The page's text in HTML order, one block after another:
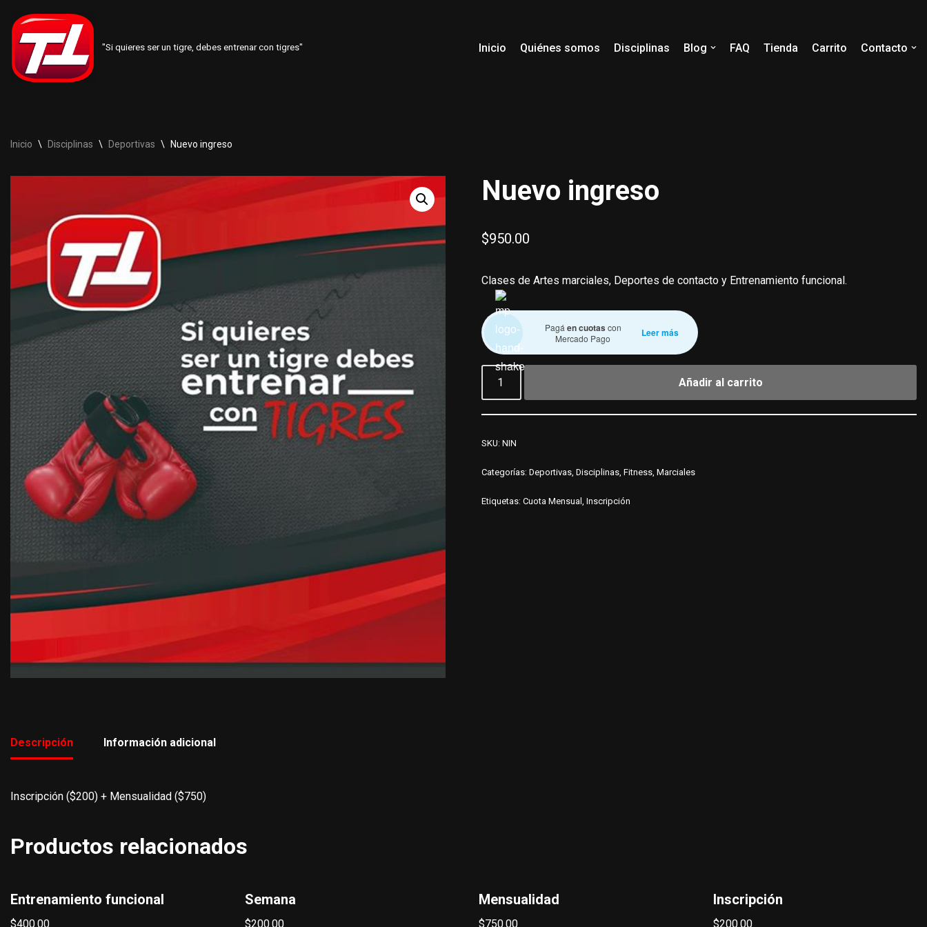
Saltar
al
contenido
"Si quieres ser un tigre, debes entrenar con tigres" Inicio Quiénes somos Disciplinas Blog FAQ Tienda Carrito Contacto
Inicio \ Disciplinas \ Deportivas \ Nuevo ingreso
Nuevo ingreso
$950.00
Clases de Artes marciales, Deportes de contacto y Entrenamiento funcional.
Pagáen cuotas con
Mercado Pago
Leer más
Añadir al carrito
SKU:NIN
Categorías:Deportivas,Disciplinas,Fitness,Marciales
Etiquetas:Cuota Mensual,Inscripción
Descripción Información adicional
Inscripción ($200) + Mensualidad ($750)
Productos relacionados
Entrenamiento funcional
$400.00
Semana
$200.00
Mensualidad
$750.00
Inscripción
$200.00